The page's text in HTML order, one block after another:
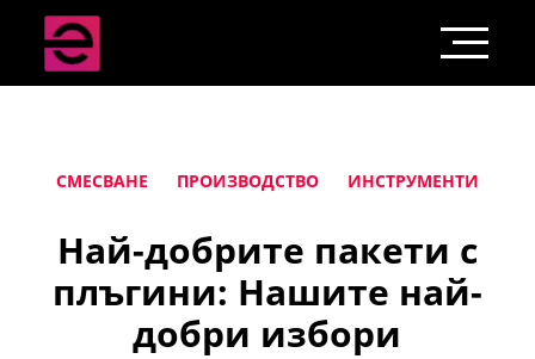
СМЕСВАНЕ ПРОИЗВОДСТВО ИНСТРУМЕНТИ
Най-добрите пакети с
плъгини: Нашите най-
добри избори